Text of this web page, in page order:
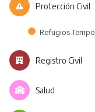
Protección Civil
Refugios
Registro Civil
Salud